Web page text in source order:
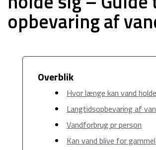
opbevaring af
Overblik
Hvor længe kan vand
Langtidsopbevaring af
Vandforbrug pr person
Kan vand blive for